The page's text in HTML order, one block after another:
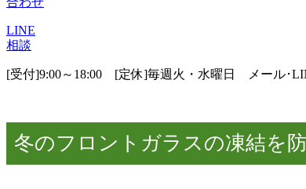
LINE
相談
[受付]9:00～18:00 [定休]毎週火・水曜日 メール･
冬のフロントガラスの凍結を